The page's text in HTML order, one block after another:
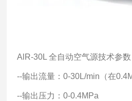
AlR-30L 全自动空气源技术参数
--输出流量：0-30L/min（在
--输出压力：0-0.4MPa